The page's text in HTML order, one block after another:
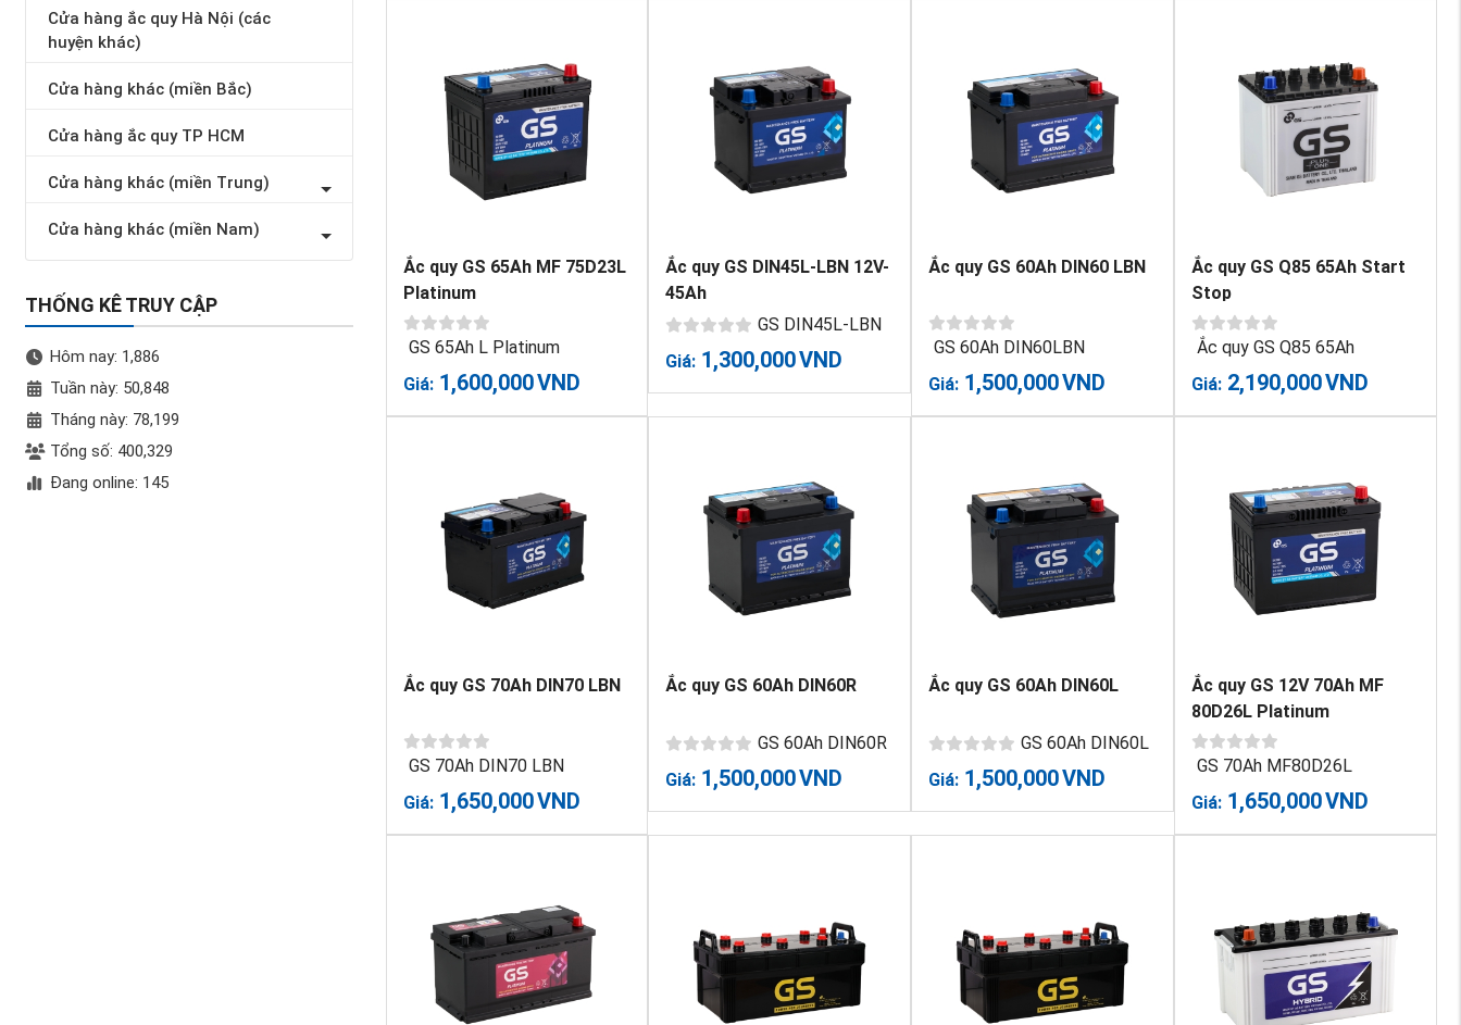
Cửa hàng ắc quy Hà Nội (các
huyện khác)
Cửa hàng khác (miền Bắc)
Cửa hàng ắc quy TP HCM
Cửa hàng khác (miền Trung)
Cửa hàng khác (miền Nam)
THỐNG KÊ TRUY CẬP
Hôm nay: 1,886
Tuần này: 50,848
Tháng này: 78,199
Tổng số: 400,329
Đang online: 145
Ắc quy GS 65Ah MF 75D23L
Platinum
GS 65Ah L Platinum
Giá: 1,600,000VND
Ắc quy GS DIN45L-LBN 12V-
45Ah
GS DIN45L-LBN
Giá: 1,300,000VND
Ắc quy GS 60Ah DIN60 LBN
GS 60Ah DIN60LBN
Giá: 1,500,000VND
Ắc quy GS Q85 65Ah Start
Stop
Ắc quy GS Q85 65Ah
Giá: 2,190,000VND
Ắc quy GS 70Ah DIN70 LBN
GS 70Ah DIN70 LBN
Giá: 1,650,000VND
Ắc quy GS 60Ah DIN60R
GS 60Ah DIN60R
Giá: 1,500,000VND
Ắc quy GS 60Ah DIN60L
GS 60Ah DIN60L
Giá: 1,500,000VND
Ắc quy GS 12V 70Ah MF
80D26L Platinum
GS 70Ah MF80D26L
Giá: 1,650,000VND